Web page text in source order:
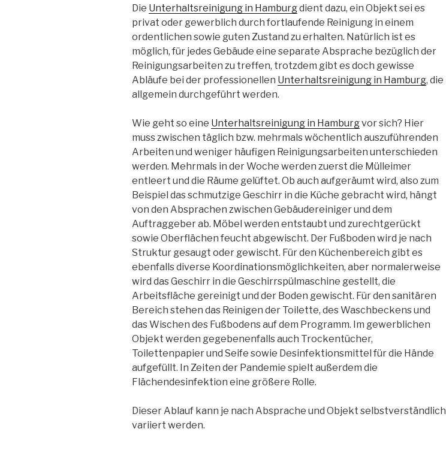
Die Unterhaltsreinigung in Hamburgdient dazu, ein Objekt sei es
privat oder gewerblich durch fortlaufende Reinigung in einem
ordentlichen sowie guten Zustand zu erhalten. Natürlich ist es
möglich, für jedes Gebäude eine separate Absprache bezüglich der
Reinigungsarbeiten zu treffen, trotzdem gibt es doch gewisse
Abläufe bei der professionellen Unterhaltsreinigung in Hamburg, die
allgemein durchgeführt werden.
Wie geht so eine Unterhaltsreinigung in Hamburgvor sich? Hier
muss zwischen täglich bzw. mehrmals wöchentlich auszuführenden
Arbeiten und weniger häufigen Reinigungsarbeiten unterschieden
werden. Mehrmals in der Woche werden zuerst die Mülleimer
entleert und die Räume gelüftet. Ob auch aufgeräumt wird, also zum
Beispiel das schmutzige Geschirr in die Küche gebracht wird, hängt
von den Absprachen zwischen Gebäudereiniger und dem
Auftraggeber ab. Möbel werden entstaubt und zurechtgerückt
sowie Oberflächen feucht abgewischt. Der Fußboden wird je nach
Struktur gesaugt oder gewischt. Für den Küchenbereich gibt es
ebenfalls diverse Koordinationsmöglichkeiten, aber normalerweise
wird das Geschirr in die Geschirrspülmaschine gestellt, die
Arbeitsfläche gereinigt und der Boden gewischt. Für den sanitären
Bereich stehen das Reinigen der Toilette, des Waschbeckens und
das Wischen des Fußbodens auf dem Programm. Im gewerblichen
Objekt werden gegebenenfalls auch Trockentücher,
Toilettenpapier und Seife sowie Desinfektionsmittel für die Hände
aufgefüllt. In Zeiten der Pandemie spielt außerdem die
Flächendesinfektion eine größere Rolle.
Dieser Ablauf kann je nach Absprache und Objekt selbstverständlich
variiert werden.